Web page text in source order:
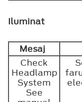
Iluminat
Mesaj
Check
Headlamp
System
See